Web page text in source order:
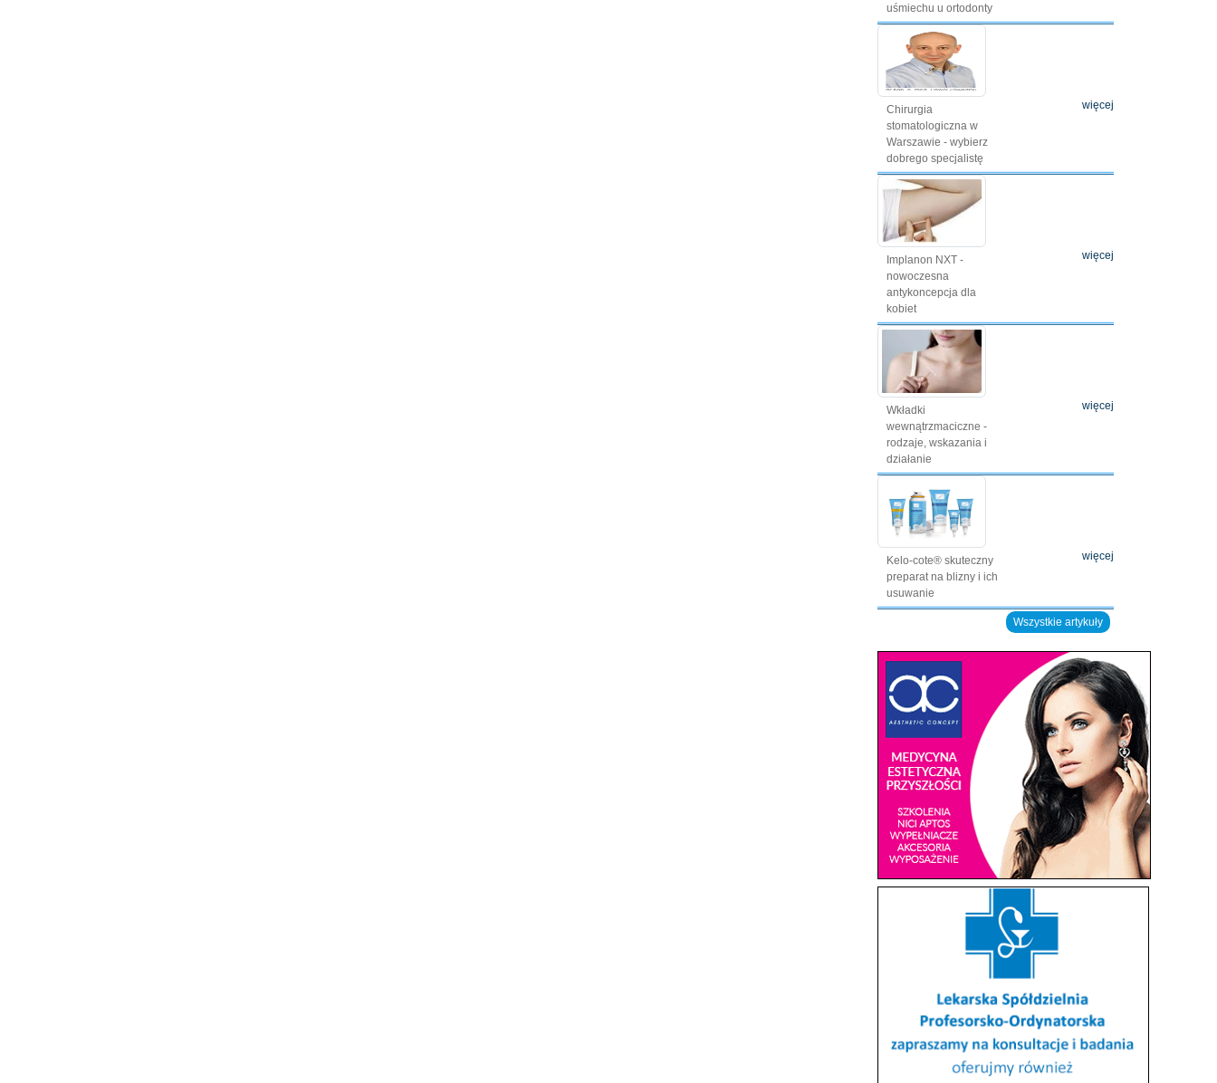
uśmiechu u ortodonty
Chirurgia
stomatologiczna w
Warszawie - wybierz
dobrego specjalistę
więcej
Implanon NXT -
nowoczesna
antykoncepcja dla
kobiet
więcej
Wkładki
wewnątrzmaciczne -
rodzaje, wskazania i
działanie
więcej
Kelo-cote® skuteczny
preparat na blizny i ich
usuwanie
więcej
Wszystkie artykuły